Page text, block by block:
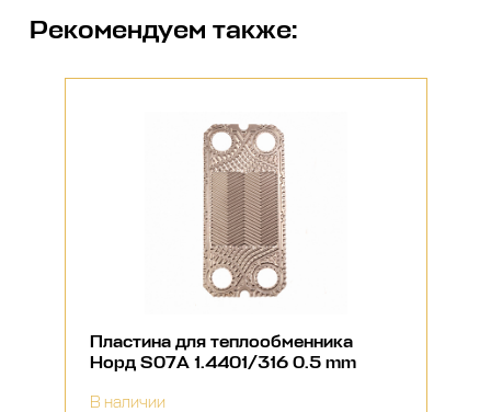
Рекомендуем также:
Пластина для теплообменника
Норд S07A 1.4401/316 0.5 mm
В наличии